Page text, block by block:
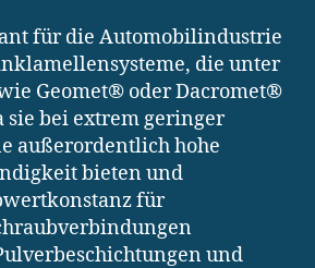
für die Automobilindustrie
die unter
Geomet® oder Dacromet®
sie bei extrem geringer
außerordentlich hohe
bieten und
für
und